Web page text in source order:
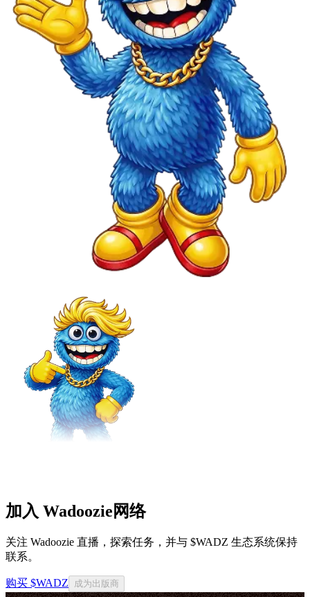
加入 Wadoozie网络
关注 Wadoozie 直播，探索任务，并与 $WADZ 生态系统保持
联系。
购买 $WADZ 成为出版商